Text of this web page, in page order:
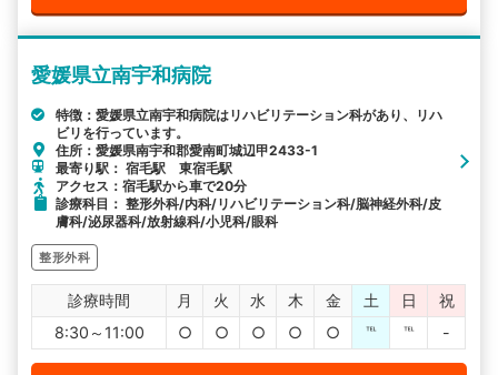
愛媛県立南宇和病院
特徴：愛媛県立南宇和病院はリハビリテーション科があり、リハ
ビリを行っています。
住所：愛媛県南宇和郡愛南町城辺甲2433-1
最寄り駅： 宿毛駅 東宿毛駅
アクセス：宿毛駅から車で20分
診療科目： 整形外科/内科/リハビリテーション科/脳神経外科/皮
膚科/泌尿器科/放射線科/小児科/眼科
整形外科
診療時間 月 火 水 木 金 土 日
祝
8:30～11:00
○ ○ ○ ○ ○ ℡ ℡ -